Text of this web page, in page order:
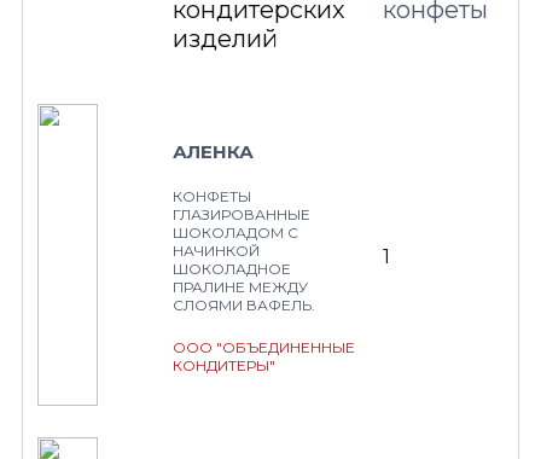
кондитерских
изделий
конфеты
АЛЕНКА
КОНФЕТЫ
ГЛАЗИРОВАННЫЕ
ШОКОЛАДОМ С
НАЧИНКОЙ
ШОКОЛАДНОЕ
ПРАЛИНЕ МЕЖДУ
СЛОЯМИ ВАФЕЛЬ.
ООО "ОБЪЕДИНЕННЫЕ
КОНДИТЕРЫ"
1